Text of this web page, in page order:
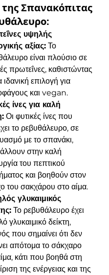
Σπανακόπιτας
υψηλής
αξίας: Το
είναι πλούσιο σε
πρωτεΐνες, καθιστώντας
ιδανική επιλογή για
και vegan.
ίνες για καλή
Οι φυτικές ίνες που
το ρεβυθάλευρο, σε
με το σπανάκι,
στην καλή
του πεπτικού
και βοηθούν στον
του σακχάρου στο αίμα.
γλυκαιμικός
Το ρεβυθάλευρο έχει
γλυκαιμικό δείκτη,
που σημαίνει ότι δεν
απότομα το σάκχαρο
κάτι που βοηθά στη
της ενέργειας και της